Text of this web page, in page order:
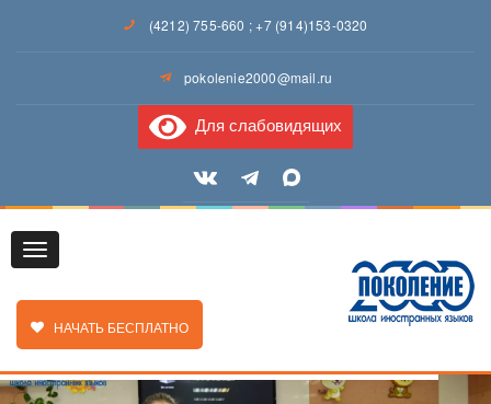
(4212) 755-660 ;+7 (914)153-0320
pokolenie2000@mail.ru
Для слабовидящих
Toggle
ЗАКАЗАТЬ ЗВОНОК
НАЧАТЬ БЕСПЛАТНО